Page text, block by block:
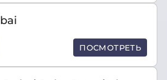
ПОСМОТРЕТЬ